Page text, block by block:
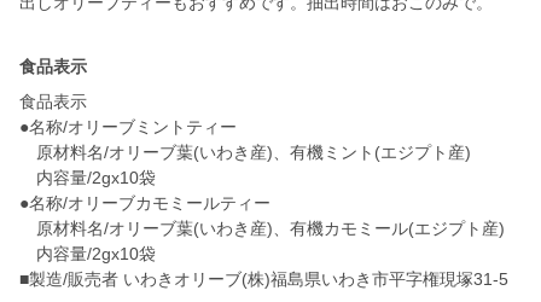
食品表示
食品表示
●名称/オリーブミントティー
原材料名/オリーブ葉(いわき産)、有機ミント(エジプト産)
内容量/2gx10袋
●名称/オリーブカモミールティー
原材料名/オリーブ葉(いわき産)、有機カモミール(エジプト産)
内容量/2gx10袋
■製造/販売者 いわきオリーブ(株)福島県いわき市平字権現塚31-5